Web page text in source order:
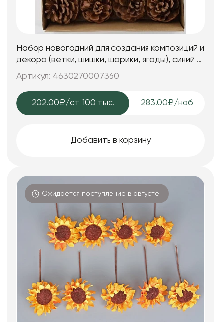
Набор новогодний для создания композиций и
декора (ветки, шишки, шарики, ягоды), синий с
серебром
Артикул: 4630270007360
202.00₽/от 100 тыс. 283.00₽/наб
Добавить в корзину
Ожидается поступление в августе